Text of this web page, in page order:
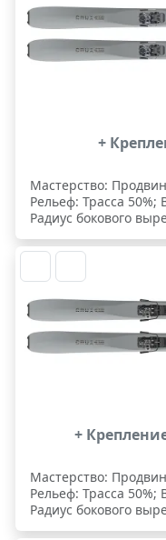
+
Мастерство:
Рельеф: Трасса 50%;
Радиус бокового
+
Мастерство:
Рельеф: Трасса 50%;
Радиус бокового